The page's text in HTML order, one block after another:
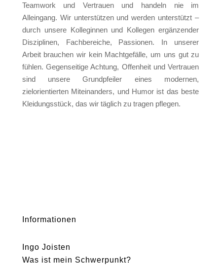
Teamwork und Vertrauen und handeln nie im
Alleingang. Wir unterstützen und werden unterstützt –
durch unsere Kolleginnen und Kollegen ergänzender
Disziplinen, Fachbereiche, Passionen. In unserer
Arbeit brauchen wir kein Machtgefälle, um uns gut zu
fühlen. Gegenseitige Achtung, Offenheit und Vertrauen
sind unsere Grundpfeiler eines modernen,
zielorientierten Miteinanders, und Humor ist das beste
Kleidungsstück, das wir täglich zu tragen pflegen.
Informationen
Ingo Joisten
Was ist mein Schwerpunkt?